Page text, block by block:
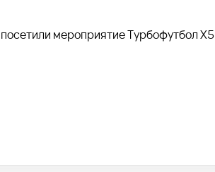
мероприятие Турбофутбол X5